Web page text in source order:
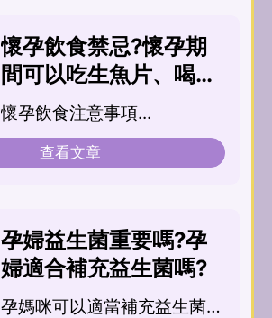
懷孕飲食禁忌?懷孕期
間可以吃生魚片、喝咖
啡、奶茶、吃蜜餞嗎？
懷孕飲食注意事項...
查看文章
孕婦益生菌重要嗎?孕
婦適合補充益生菌嗎?
孕媽咪可以適當補充益生菌來